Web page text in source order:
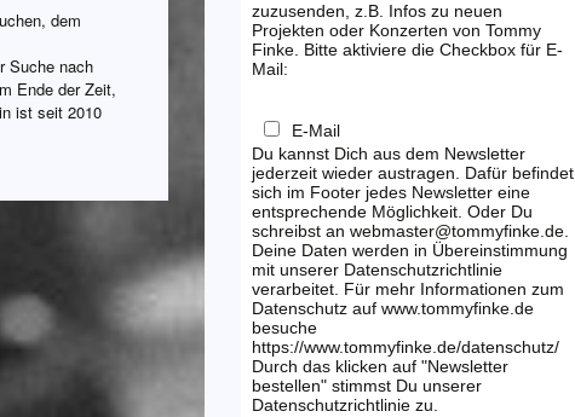
dem
Suche nach
Ende der Zeit,
ist seit 2010
zuzusenden, z.B. Infos zu neuen
Projekten oder Konzerten von Tommy
Finke. Bitte aktiviere die Checkbox für E-
Mail:
E-Mail
Du kannst Dich aus dem Newsletter
jederzeit wieder austragen. Dafür befindet
sich im Footer jedes Newsletter eine
entsprechende Möglichkeit. Oder Du
schreibst an webmaster@tommyfinke.de.
Deine Daten werden in Übereinstimmung
mit unserer Datenschutzrichtlinie
verarbeitet. Für mehr Informationen zum
Datenschutz auf www.tommyfinke.de
besuche
https://www.tommyfinke.de/datenschutz/
Durch das klicken auf "Newsletter
bestellen" stimmst Du unserer
Datenschutzrichtlinie zu.